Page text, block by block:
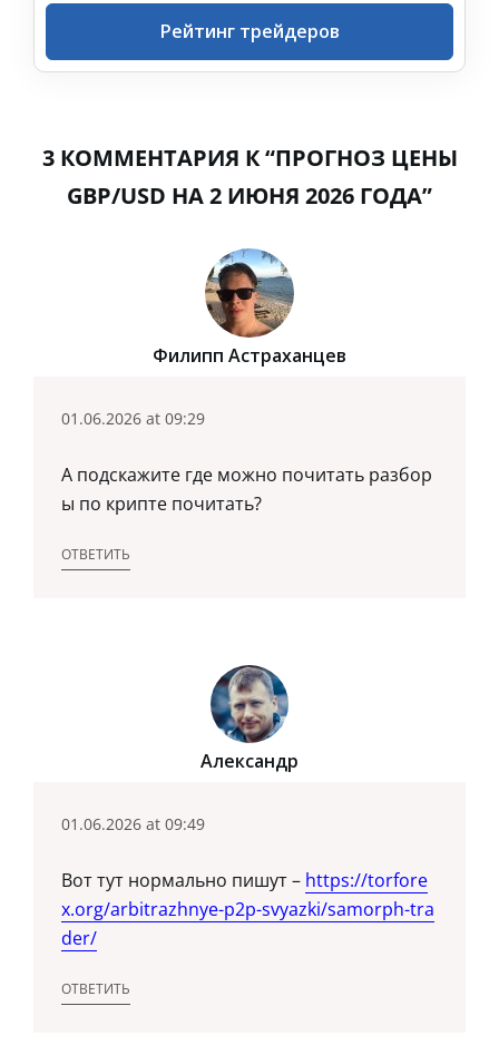
Рейтинг трейдеров
3 КОММЕНТАРИЯ К “ПРОГНОЗ ЦЕНЫ
GBP/USD НА 2 ИЮНЯ 2026 ГОДА”
Филипп Астраханцев
01.06.2026 at 09:29
А подскажите где можно почитать разбор
ы по крипте почитать?
ОТВЕТИТЬ
Александр
01.06.2026 at 09:49
Вот тут нормально пишут – https://torfore
x.org/arbitrazhnye-p2p-svyazki/samorph-tra
der/
ОТВЕТИТЬ